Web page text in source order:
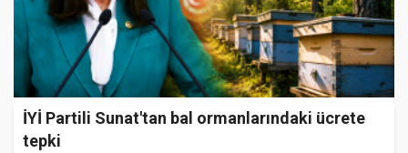
İYİ Partili Sunat'tan bal ormanlarındaki ücrete
tepki